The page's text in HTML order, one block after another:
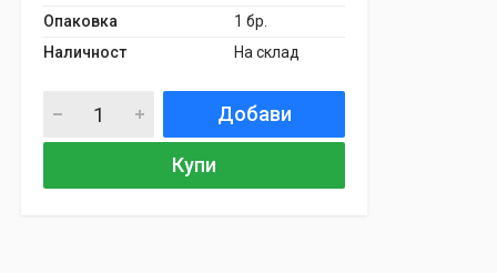
Опаковка
1 бр.
Наличност
На склад
Добави
Купи